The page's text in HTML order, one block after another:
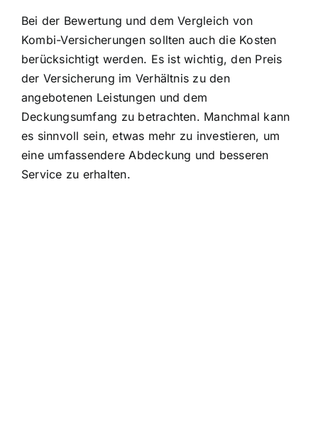
Bei der Bewertung und dem Vergleich von
Kombi-Versicherungen sollten auch die Kosten
berücksichtigt werden. Es ist wichtig, den Preis
der Versicherung im Verhältnis zu den
angebotenen Leistungen und dem
Deckungsumfang zu betrachten. Manchmal kann
es sinnvoll sein, etwas mehr zu investieren, um
eine umfassendere Abdeckung und besseren
Service zu erhalten.